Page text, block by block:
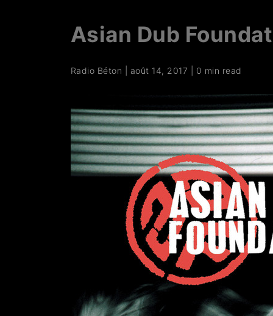
Asian Dub
Radio Béton août 14, 2017 0 min read